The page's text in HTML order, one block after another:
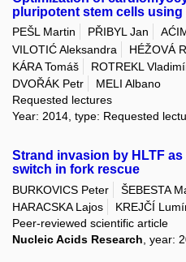
pluripotent stem cells
PEŠL Martin PŘIBYL Jan
VILOTIĆ Aleksandra
HÉŽOVÁ
KÁRA Tomáš
ROTREKL
DVOŘÁK Petr
MELI Albano
Requested lectures
Year: 2014, type: Requested
Strand invasion by HLTF
switch in fork rescue
BURKOVICS Peter ŠEBESTA
HARACSKA Lajos
KREJČÍ
Peer-reviewed scientific article
Nucleic Acids Research , year: